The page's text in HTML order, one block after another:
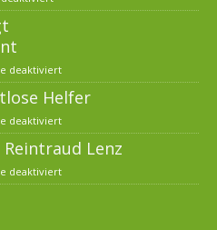
deaktiviert
Helfer
deaktiviert
Lenz
deaktiviert